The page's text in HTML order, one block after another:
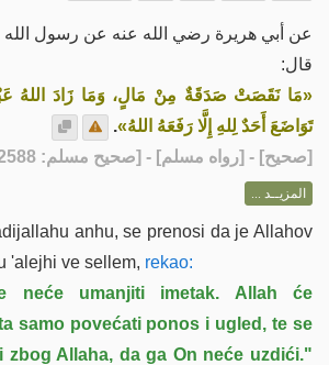
عن أبي هريرة رضي الله عنه عن رسول الله
قال:
«مَا نَقَصَتْ صَدَقَةٌ مِنْ مَالٍ، وَمَا زَادَ اللهُ
تَوَاضَعَ أَحَدٌ لِلهِ إِلَّا رَفَعَهُ اللهُ».
[صحيح] - [رواه مسلم] - [صحيح مسلم: 2588]
المزيــد ...
anhu, se prenosi da je Allahov
'alejhi ve sellem, rekao:
neće umanjiti imetak. Allah će
samo povećati ponos i ugled, te se
zbog Allaha, da ga On neće uzdići."